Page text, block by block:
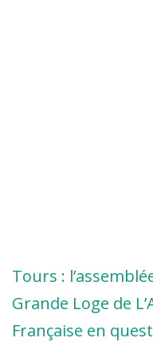
Tours :
Grande Loge de
Française en